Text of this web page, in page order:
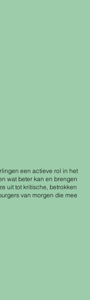
een actieve rol in het
wat beter kan en brengen
uit tot kritische, betrokken
van morgen die mee